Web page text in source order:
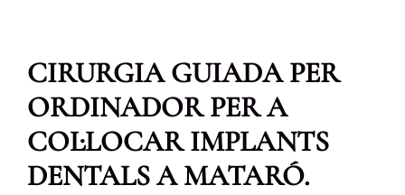
CIRURGIA GUIADA PER
ORDINADOR PER A
COL·LOCAR IMPLANTS
DENTALS A MATARÓ.